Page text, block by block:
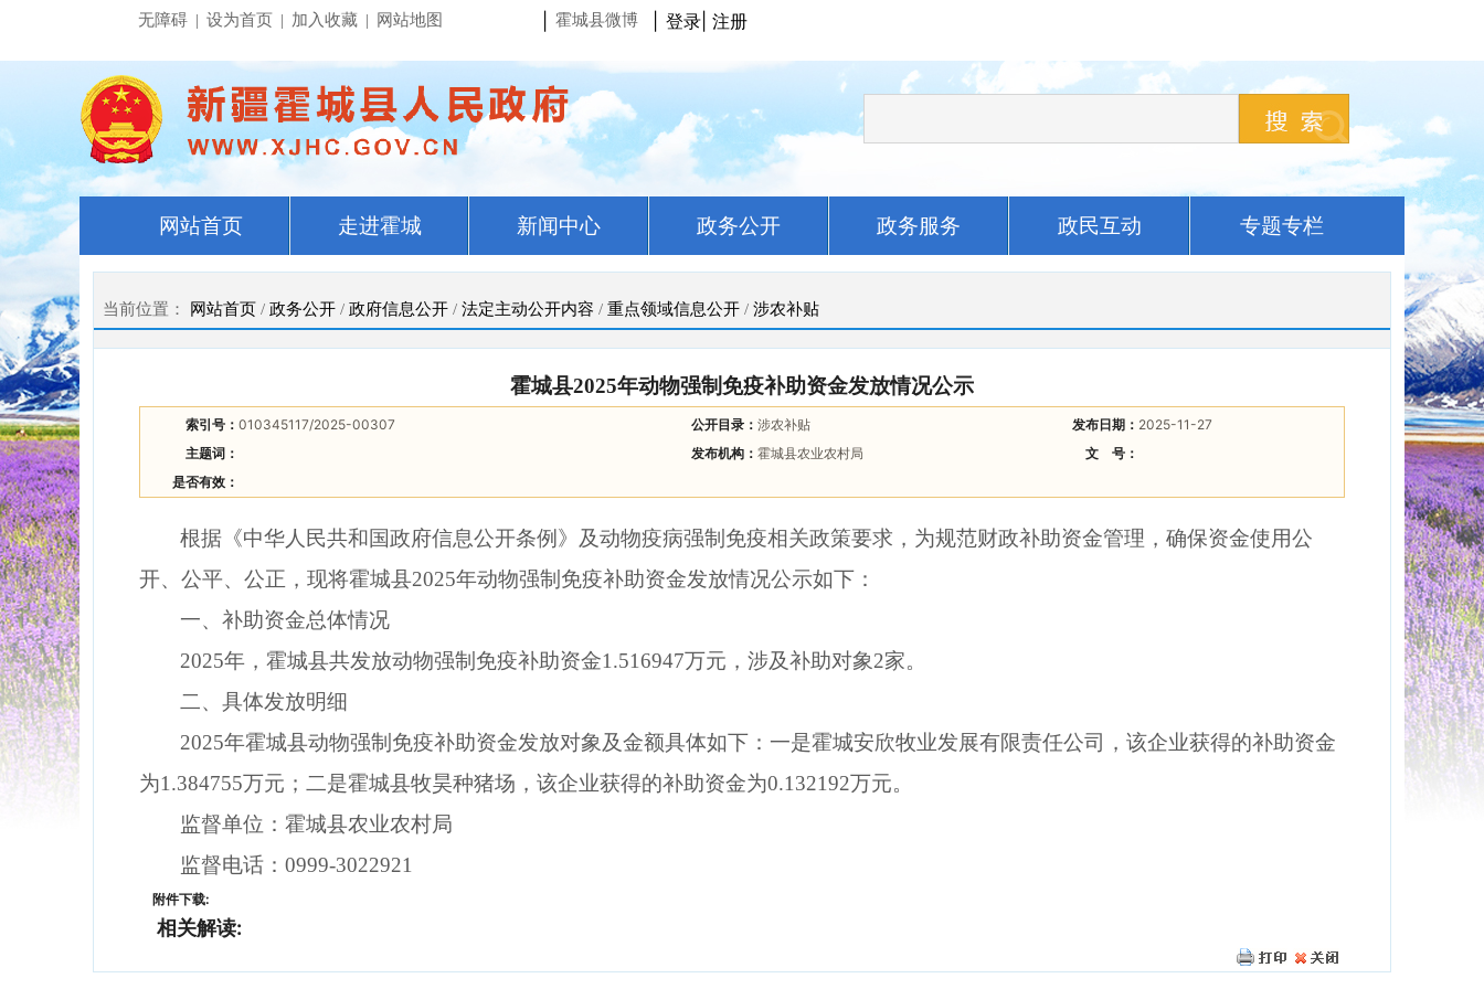
无障碍 | 设为首页 | 加入收藏 | 网站地图 霍城县微博 登录 注册
网站首页 走进霍城 新闻中心 政务公开 政务服务 政民互动 专题专栏
当前位置： 网站首页 / 政务公开 / 政府信息公开 / 法定主动公开内容 / 重点领域信息公开 / 涉农补贴
霍城县2025年动物强制免疫补助资金发放情况公示
索引号： 010345117/2025-00307 公开目录： 涉农补贴 发布日期： 2025-11-27
主题词：
发布机构： 霍城县农业农村局
文 号：
是否有效：
根据《中华人民共和国政府信息公开条例》及动物疫病强制免疫相关政策要求，为规范财政补助资金管理，确保资金使用公
开、公平、公正，现将霍城县2025年动物强制免疫补助资金发放情况公示如下：
一、补助资金总体情况
2025年，霍城县共发放动物强制免疫补助资金1.516947万元，涉及补助对象2家。
二、具体发放明细
2025年霍城县动物强制免疫补助资金发放对象及金额具体如下：一是霍城安欣牧业发展有限责任公司，该企业获得的补助资金
为1.384755万元；二是霍城县牧昊种猪场，该企业获得的补助资金为0.132192万元。
监督单位：霍城县农业农村局
监督电话：0999-3022921
附件下载:
相关解读: